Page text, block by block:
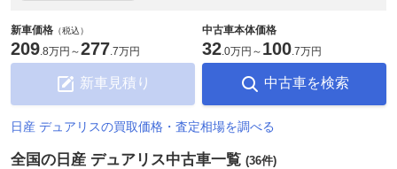
新車価格 （税込）
209.8万円 ～277.7万円
新車見積り
中古車本体価格
32.0万円 ～ 100.7万円
中古車を検索
日産 デュアリスの買取価格・査定相場を調べる
全国の日産 デュアリス中古車一覧 (36件)